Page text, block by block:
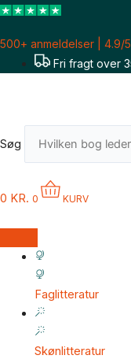
Gå
indholdet
500+ anmeldelser | 4.9/
Fri fragt over
Søg
0 KR. 0 KURV
Faglitteratur
Skønlitteratur